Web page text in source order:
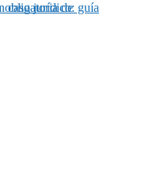
un caso jurídico: guía